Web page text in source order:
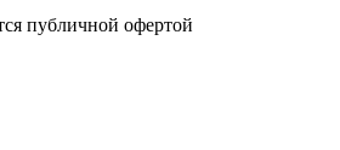
публичной офертой